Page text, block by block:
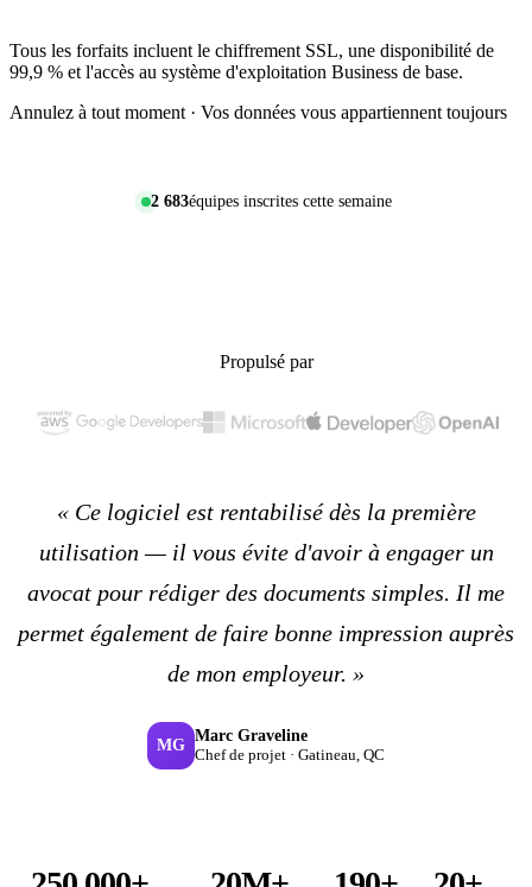
Tous les forfaits incluent le chiffrement SSL, une disponibilité de
99,9 % et l'accès au système d'exploitation Business de base.
Annulez à tout moment · Vos données vous appartiennent toujours
2 683équipes inscrites cette semaine
Propulsé par
« Ce logiciel est rentabilisé dès la première
utilisation — il vous évite d'avoir à engager un
avocat pour rédiger des documents simples. Il me
permet également de faire bonne impression auprès
de mon employeur. »
MG
Marc Graveline
Chef de projet · Gatineau, QC